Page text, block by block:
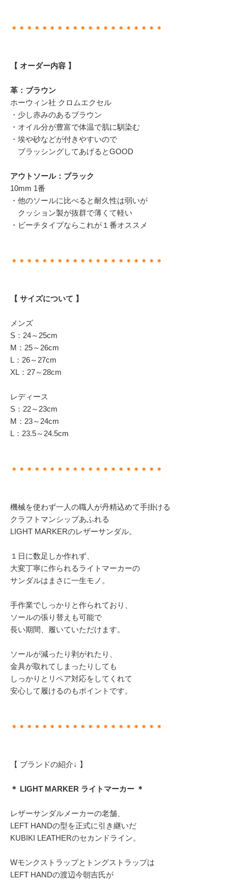
＊＊＊＊＊＊＊＊＊＊＊＊＊＊＊＊＊＊＊＊
【 オーダー内容 】
革：ブラウン
ホーウィン社 クロムエクセル
・少し赤みのあるブラウン
・オイル分が豊富で体温で肌に馴染む
・埃や砂などが付きやすいので
ブラッシングしてあげるとGOOD
アウトソール：ブラック
10mm 1番
・他のソールに比べると耐久性は弱いが
クッション製が抜群で薄くて軽い
・ビーチタイプならこれが１番オススメ
＊＊＊＊＊＊＊＊＊＊＊＊＊＊＊＊＊＊＊＊
【 サイズについて 】
メンズ
S：24～25cm
M：25～26cm
L：26～27cm
XL：27～28cm
レディース
S：22～23cm
M：23～24cm
L：23.5～24.5cm
＊＊＊＊＊＊＊＊＊＊＊＊＊＊＊＊＊＊＊＊
機械を使わず一人の職人が丹精込めて手掛ける
クラフトマンシップあふれる
LIGHT MARKERのレザーサンダル。
１日に数足しか作れず、
大変丁寧に作られるライトマーカーの
サンダルはまさに一生モノ。
手作業でしっかりと作られており、
ソールの張り替えも可能で
長い期間、履いていただけます。
ソールが減ったり剥がれたり、
金具が取れてしまったりしても
しっかりとリペア対応をしてくれて
安心して履けるのもポイントです。
＊＊＊＊＊＊＊＊＊＊＊＊＊＊＊＊＊＊＊＊
【 ブランドの紹介↓ 】
＊ LIGHT MARKER ライトマーカー ＊
レザーサンダルメーカーの老舗、
LEFT HANDの型を正式に引き継いだ
KUBIKI LEATHERのセカンドライン。
Wモンクストラップとトングストラップは
LEFT HANDの渡辺今朝吉氏が